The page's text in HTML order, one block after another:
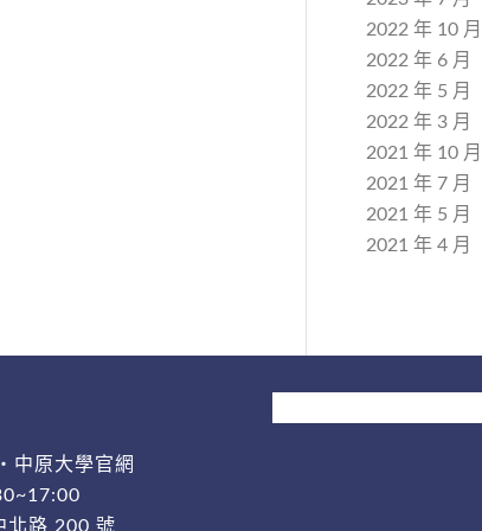
2022 年 10 月
2022 年 6 月
2022 年 5 月
2022 年 3 月
2021 年 10 月
2021 年 7 月
2021 年 5 月
2021 年 4 月
・ 中原大學官網
北路 200 號